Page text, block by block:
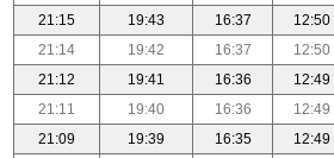
12:50
16:37
19:43
21:15
12:50
16:37
19:42
21:14
12:49
16:36
19:41
21:12
12:49
16:36
19:40
21:11
12:49
16:35
19:39
21:09